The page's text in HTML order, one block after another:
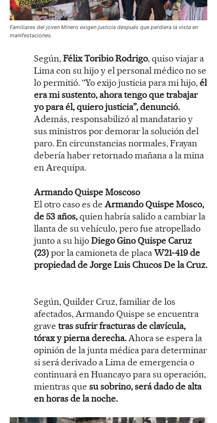
Familiares del joven Minero exigen justicia después que perdiera la vista en
manifestaciones.
Según,Félix Toribio Rodrigo, quiso viajar a
Lima con su hijo y el personal médico no se
lo permitió. “Yo exijo justicia para mi hijo,él
era mi sustento, ahora tengo que trabajar
yo para él, quiero justicia”, denunció.
Además, responsabilizó al mandatario y
sus ministros por demorar la solución del
paro. En circunstancias normales, Frayan
debería haber retornado mañana a la mina
en Arequipa.
Armando Quispe Moscoso
El otro caso es de Armando Quispe Mosco,
de 53 años,quien habría salido a cambiar la
llanta de su vehículo, pero fue atropellado
junto a su hijoDiego Gino Quispe Caruz
(23)por la camioneta de placaW21-419 de
propiedad de Jorge Luis Chucos De la Cruz.
Según, Quilder Cruz, familiar de los
afectados, Armando Quispe se encuentra
grave tras sufrir fracturas de clavícula,
tórax y pierna derecha.Ahora se espera la
opinión de la junta médica para determinar
si será derivado a Lima de emergencia o
continuará en Huancayo para su operación,
mientras que su sobrino, será dado de alta
en horas de la noche.